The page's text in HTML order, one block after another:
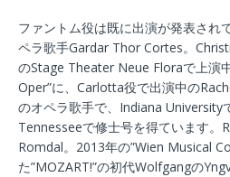
ファントム役は既に出演が発表され
ペラ歌手Gardar Thor Cortes。
のStage Theater Neue Floraで上演
Oper”に、Carlotta役で出演中の
のオペラ歌手で、Indiana
Tennesseeで修士号を得ています。
Romdal。2013年の”Wien Musical
た”MOZART!”の初代Wolfgangの